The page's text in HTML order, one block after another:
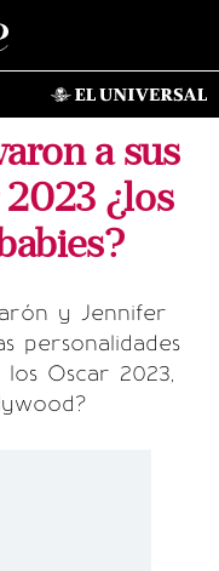
a sus
¿los
y Jennifer
personalidades
Oscar 2023,